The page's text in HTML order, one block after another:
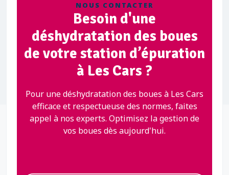
NOUS CONTACTER
Besoin d'une
déshydratation des boues
de votre station d’épuration
à Les Cars ?
Pour une déshydratation des boues à Les Cars
efficace et respectueuse des normes, faites
appel à nos experts. Optimisez la gestion de
vos boues dès aujourd'hui.